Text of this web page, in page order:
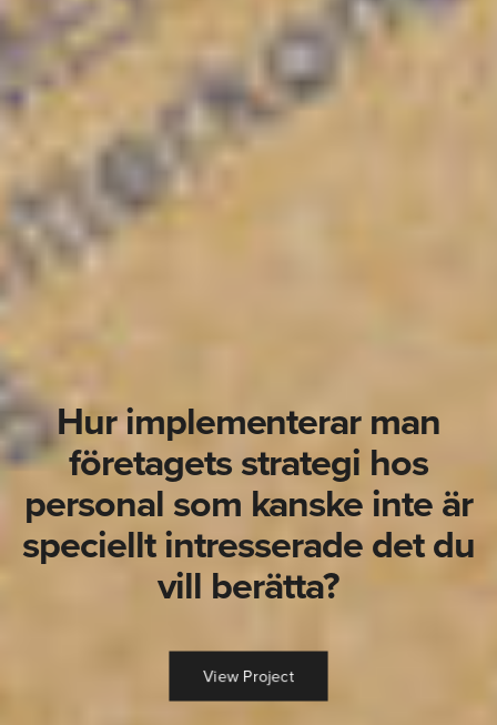
Hur implementerar man
företagets strategi hos
personal som kanske inte är
speciellt intresserade det du
vill berätta?
View Project